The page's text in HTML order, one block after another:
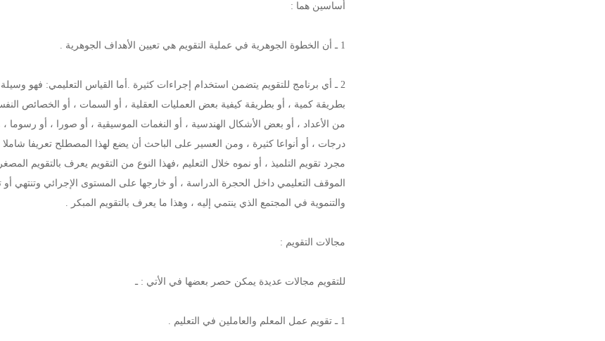
أساسين هما :
1 ـ أن الخطوة الجوهرية في عملية التقويم هي تعيين الأهداف الجوهرية .
2 ـ أي برنامج للتقويم يتضمن استخدام إجراءات كثيرة .أما القياس التعليمي: فهو
بطريقة كمية ، أو بطريقة كيفية بعض العمليات العقلية ، أو السمات ، أو الخصائص
من الأعداد ، أو بعض الأشكال الهندسية ، أو النغمات الموسيقية ، أو صورا ، أو رسوما
درجات ، أو أنواعا كثيرة ، ومن العسير على الباحث أن يضع لهذا المصطلح تعريفا
مجرد تقويم التلميذ ، أو نموه خلال التعليم ،فهذا النوع من التقويم يعرف بالتقويم
الموقف التعليمي داخل الحجرة الدراسة ، أو خارجها على المستوى الإجرائي وتنتهي
والتنموية في المجتمع الذي ينتمي إليه ، وهذا ما يعرف بالتقويم المبكر .
مجالات التقويم :
للتقويم مجالات عديدة يمكن حصر بعضها في الأتي : ـ
1 ـ تقويم عمل المعلم والعاملين في التعليم .